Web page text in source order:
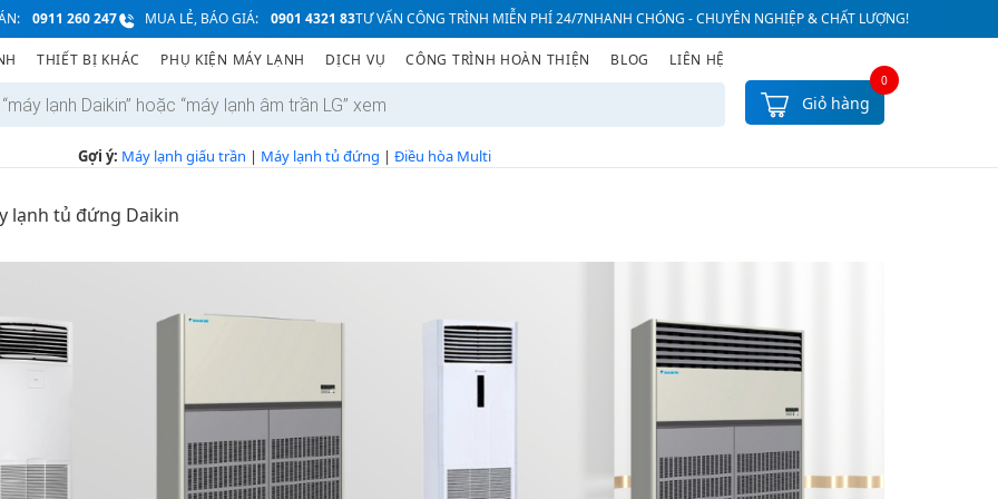
0911 260 247 MUA LẺ, BÁO GIÁ: 0901 4321 83TƯ VẤN CÔNG TRÌNH MIỄN PHÍ 24/7NHANH CHÓNG - CHUYÊN NGHIỆP & CHẤT LƯỢNG!
THIẾT BỊ KHÁC PHỤ KIỆN MÁY LẠNH DỊCH VỤ CÔNG TRÌNH HOÀN THIỆN BLOG LIÊN HỆ
Gợi ý: Máy lạnh giấu trần | Máy lạnh tủ đứng | Điều hòa Multi
Giỏ hàng
0
lạnh tủ đứng Daikin